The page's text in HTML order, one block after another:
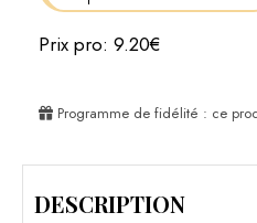
Prix pro: 9.20€
Programme de fidélité : ce
DESCRIPTION